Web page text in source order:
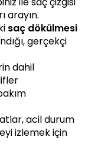
arayın.
saç dökülmesi
gerçekçi
dahil
acil durum
izlemek için